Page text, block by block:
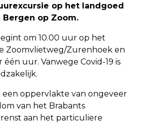
op het landgoed
Bergen op Zoom.
om 10.00 uur op het
Zoomvlietweg/Zurenhoek en
uur. Vanwege Covid-19 is
oppervlakte van ongeveer
van het Brabants
aan het particuliere